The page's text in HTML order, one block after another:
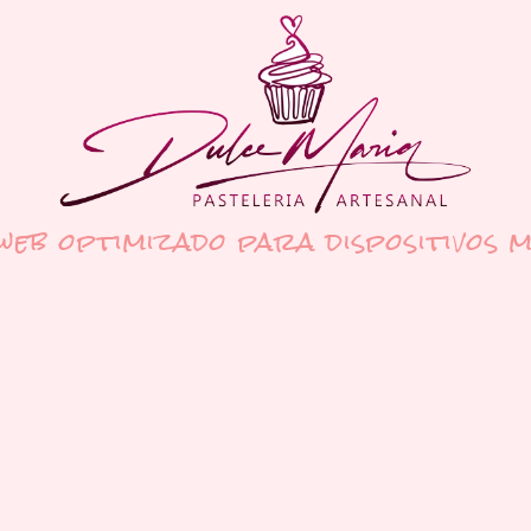
optimizado para dispositivos